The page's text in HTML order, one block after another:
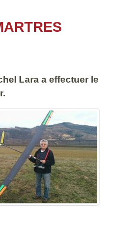
Lara a effectuer le